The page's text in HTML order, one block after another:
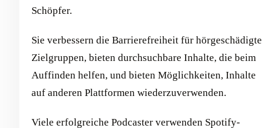
Schöpfer.
Sie verbessern die Barrierefreiheit für hörgeschädigte
Zielgruppen, bieten durchsuchbare Inhalte, die beim
Auffinden helfen, und bieten Möglichkeiten, Inhalte
auf anderen Plattformen wiederzuverwenden.
Viele erfolgreiche Podcaster verwenden Spotify-